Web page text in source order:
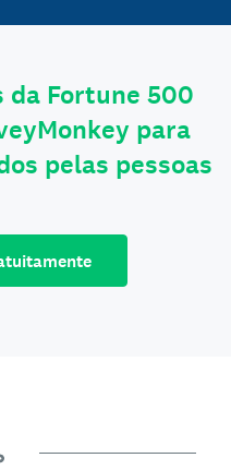
da Fortune 500
para
pelas pessoas